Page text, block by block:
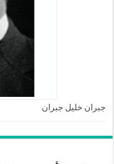
جبران خليل جبران